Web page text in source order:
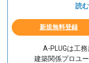
読
新規無料登録
A-PLUGは工
建築関係プロユ